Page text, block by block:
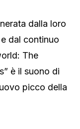
dalla loro
dal continuo
The
è il suono di
picco della